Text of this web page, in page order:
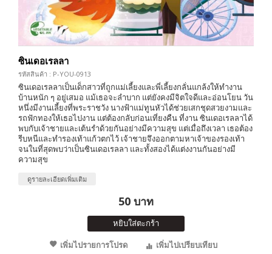
ซินเดอเรลลา
รหัสสินค้า : P-YOU-0913
ซินเดอเรลลาเป็นเด็กสาวที่ถูกแม่เลี้ยงและพี่เลี้ยงกลั่นแกล้งให้ทำงาน
บ้านหนัก ๆ อยู่เสมอ แม้เธอจะลำบาก แต่ยังคงมีจิตใจดีและอ่อนโยน วัน
หนึ่งมีงานเลี้ยงที่พระราชวัง นางฟ้าแม่ทูนหัวได้ช่วยเสกชุดสวยงามและ
รถฟักทองให้เธอไปงาน แต่ต้องกลับก่อนเที่ยงคืน ที่งาน ซินเดอเรลลาได้
พบกับเจ้าชายและเต้นรำด้วยกันอย่างมีความสุข แต่เมื่อถึงเวลา เธอต้อง
รีบหนีและทำรองเท้าแก้วตกไว้ เจ้าชายจึงออกตามหาเจ้าของรองเท้า
จนในที่สุดพบว่าเป็นซินเดอเรลลา และทั้งสองได้แต่งงานกันอย่างมี
ความสุข
ดูรายละเอียดเพิ่มเติม
50 บาท
หยิบใส่ตะกร้า
เพิ่มไปรายการโปรด
เพิ่มไปเปรียบเทียบ